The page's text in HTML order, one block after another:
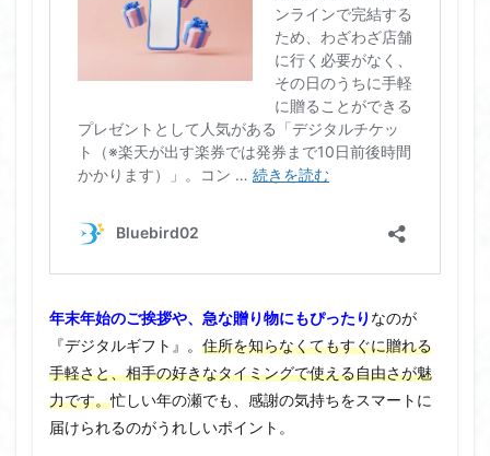
年末年始のご挨拶や、急な贈り物にもぴったり なのが
『デジタルギフト』。 住所を知らなくてもすぐに贈れる
手軽さと、相手の好きなタイミングで使える自由さが魅
力です。忙しい年の瀬でも、感謝の気持ちをスマートに
届けられるのがうれしいポイント。